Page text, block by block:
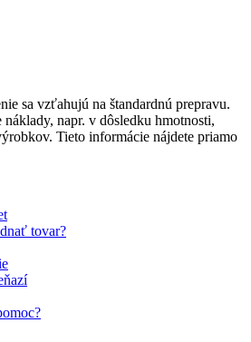
sa vzťahujú na štandardnú prepravu.
napr. v dôsledku hmotnosti,
Tieto informácie nájdete priamo
tovar?